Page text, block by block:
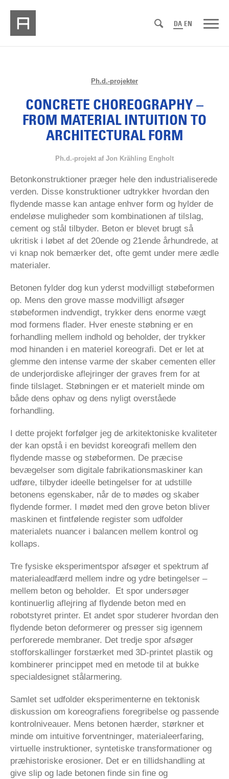
DA EN
Ph.d.-projekter
CONCRETE CHOREOGRAPHY –
FROM MATERIAL INTUITION TO
ARCHITECTURAL FORM
Ph.d.-projekt af Jon Krähling Engholt
Betonkonstruktioner præger hele den industrialiserede
verden. Disse konstruktioner udtrykker hvordan den
flydende masse kan antage enhver form og hylder de
endeløse muligheder som kombinationen af tilslag,
cement og stål tilbyder. Beton er blevet brugt så
ukritisk i løbet af det 20ende og 21ende århundrede, at
vi knap nok bemærker det, ofte gemt under mere ædle
materialer.
Betonen fylder dog kun yderst modvilligt støbeformen
op. Mens den grove masse modvilligt afsøger
støbeformen indvendigt, trykker dens enorme vægt
mod formens flader. Hver eneste støbning er en
forhandling mellem indhold og beholder, der trykker
mod hinanden i en materiel koreografi. Det er let at
glemme den intense varme der skaber cementen eller
de underjordiske aflejringer der graves frem for at
finde tilslaget. Støbningen er et materielt minde om
både dens ophav og dens nyligt overståede
forhandling.
I dette projekt forfølger jeg de arkitektoniske kvaliteter
der kan opstå i en bevidst koreografi mellem den
flydende masse og støbeformen. De præcise
bevægelser som digitale fabrikationsmaskiner kan
udføre, tilbyder ideelle betingelser for at udstille
betonens egenskaber, når de to mødes og skaber
flydende former. I mødet med den grove beton bliver
maskinen et fintfølende register som udfolder
materialets nuancer i balancen mellem kontrol og
kollaps.
Tre fysiske eksperimentspor afsøger et spektrum af
materialeadfærd mellem indre og ydre betingelser –
mellem beton og beholder. Et spor undersøger
kontinuerlig aflejring af flydende beton med en
robotstyret printer. Et andet spor studerer hvordan den
flydende beton deformerer og presser sig igennem
perforerede membraner. Det tredje spor afsøger
stofforskallinger forstærket med 3D-printet plastik og
kombinerer princippet med en metode til at bukke
specialdesignet stålarmering.
Samlet set udfolder eksperimenterne en tektonisk
diskussion om koreografiens foregribelse og passende
kontrolniveauer. Mens betonen hærder, størkner et
minde om intuitive forventninger, materialeerfaring,
virtuelle instruktioner, syntetiske transformationer og
præhistoriske erosioner. Det er en tillidshandling at
give slip og lade betonen finde sin fine og